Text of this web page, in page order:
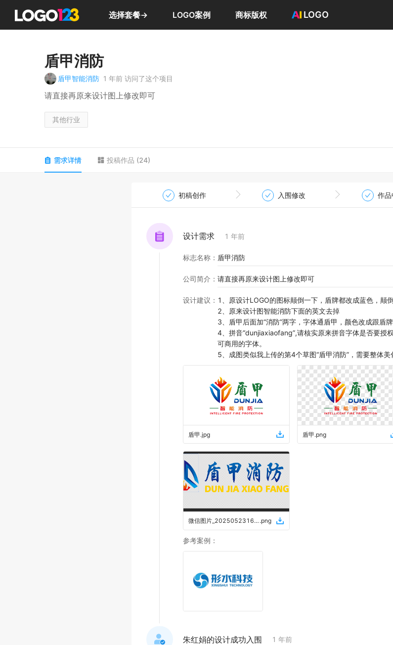
选择套餐→ LOGO案例 商标版权 LOGO
盾甲消防
盾甲智能消防 1 年前 访问了这个项目
请直接再原来设计图上修改即可
其他行业
需求详情 投稿作品 (24)
初稿创作 入围修改 作品
设计需求 1 年前
标志名称 ： 盾甲消防
公司简介 ： 请直接再原来设计图上修改即可
设计建议 ： 1、原设计LOGO的图标颠倒一下，盾牌都改成蓝色，颠
2、原来设计图智能消防下面的英文去掉
3、盾甲后面加“消防”两字，字体通盾甲，颜色改成跟盾
4、拼音“dunjiaxiaofang”,请核实原来拼音字体是否要授
可商用的字体。
5、成图类似我上传的第4个草图“盾甲消防”，需要整体美
盾甲 .jpg 盾甲 .png
微信图片_20250523162528 .png
参考案例 ：
朱红娟的设计成功入围 1 年前